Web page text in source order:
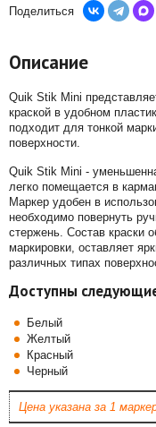
Поделиться
Описание
Quik Stik Mini
краской в удобном
подходит для тонкой
поверхности.
Quik Stik Mini -
легко помещается в
Маркер удобен в
необходимо повернуть
стержень. Состав краски
маркировки, оставляет
различных типах
Доступны
Белый
Желтый
Красный
Черный
Цена указана за 1